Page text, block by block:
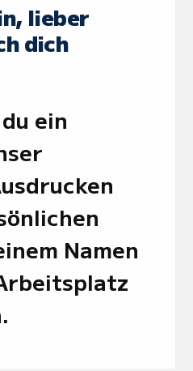
lieber
dich
ein
Namen